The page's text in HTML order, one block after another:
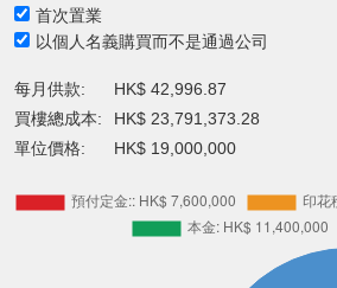
首次置業
以個人名義購買而不是通過公司
每月供款:
HK$ 42,996.87
買樓總成本:
HK$ 23,791,373.28
單位價格:
HK$ 19,000,000